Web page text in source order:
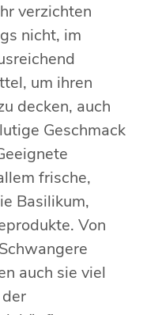
verzichten
nicht, im
um ihren
decken, auch
Geschmack
frische,
Basilikum,
Von
auch sie viel